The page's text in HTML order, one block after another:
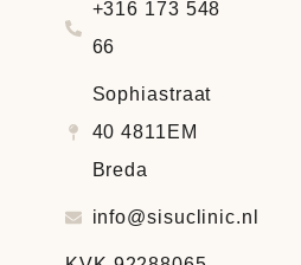
+316 173 548
66
Sophiastraat
40 4811EM
Breda
info@sisuclinic.nl